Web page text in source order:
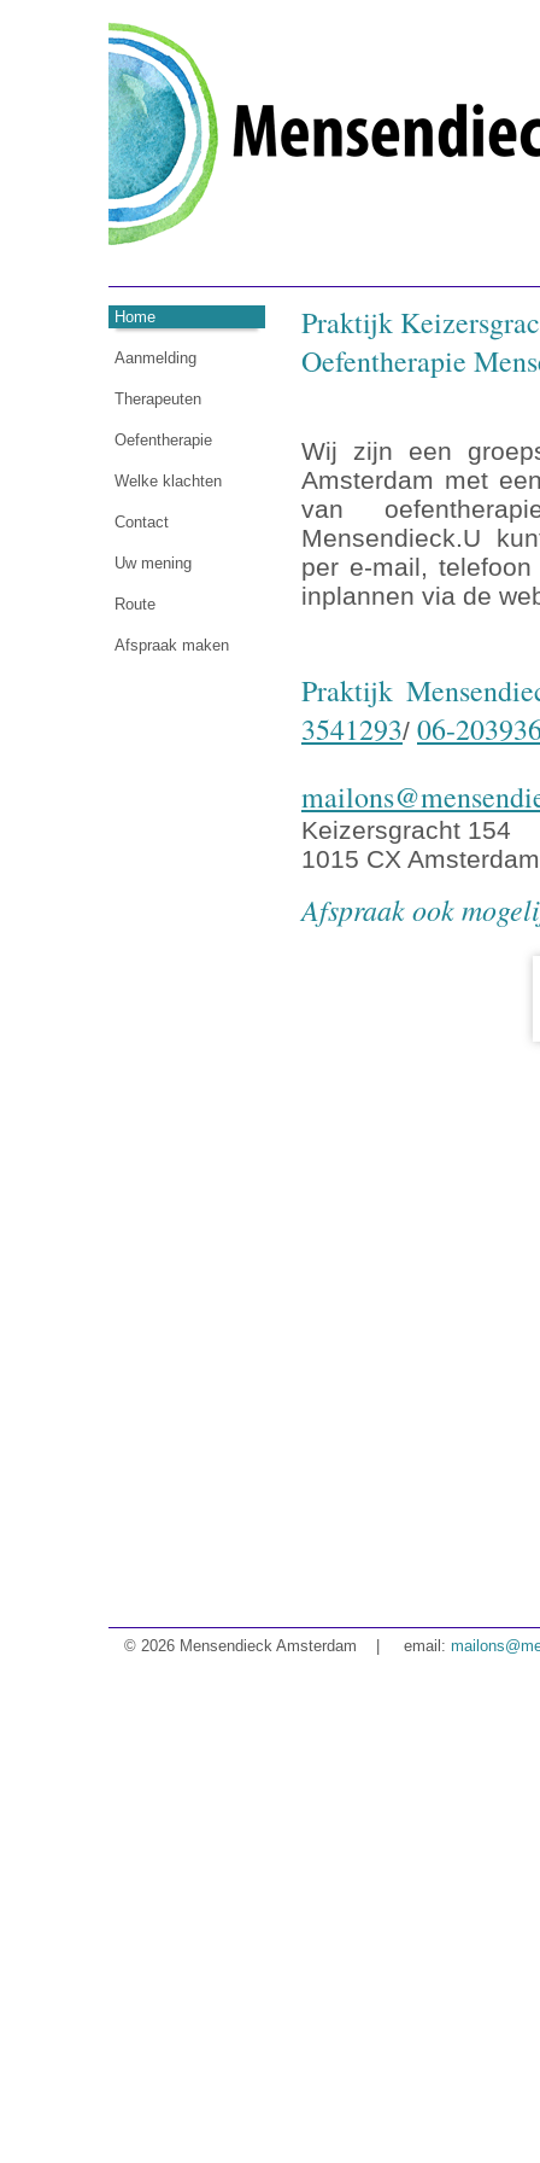
Praktijk
Oefentherapie
Wij zijn een
Amsterdam met
van
Mensendieck.U
per e-mail,
inplannen via de
Praktijk
3541293/ 06-
Keizersgracht 154
1015 CX Amsterdam
Afspraak ook
Home
Aanmelding
Therapeuten
Oefentherapie
Welke klachten
Contact
Uw mening
Route
Afspraak maken
© 2026 Mensendieck Amsterdam | email: